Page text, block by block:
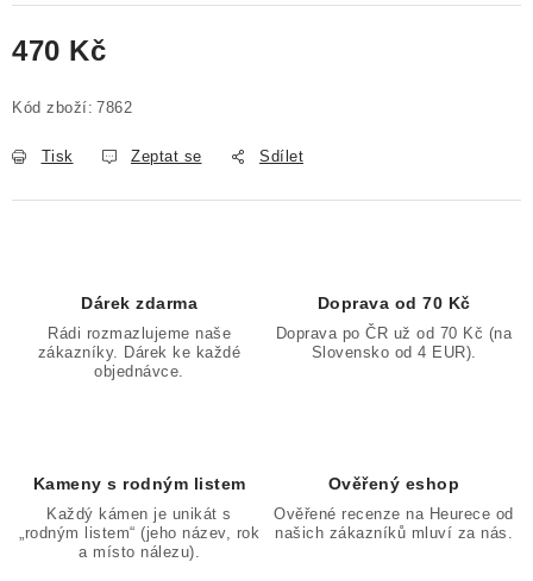
470 Kč
Kód zboží: 7862
Tisk Zeptat se Sdílet
Dárek zdarma
Rádi rozmazlujeme naše
zákazníky. Dárek ke každé
objednávce.
Doprava od 70 Kč
Doprava po ČR už od 70 Kč (na
Slovensko od 4 EUR).
Kameny s rodným listem
Každý kámen je unikát s
„rodným listem“ (jeho název, rok
a místo nálezu).
Ověřený eshop
Ověřené recenze na Heurece od
našich zákazníků mluví za nás.